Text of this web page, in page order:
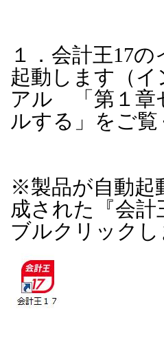
１．会計王17の
起動します（
アル 「第１章
ルする」をご覧
※製品が自動起
成された『会計
ブルクリックし